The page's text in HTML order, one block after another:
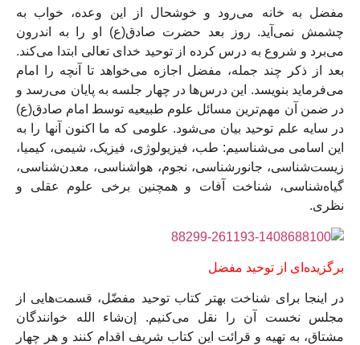
مفضل به خانه می‌رود و خوشحال از این وعده، خواب به
چشمش نمی‌آید. روز بعد حضرت صادق(ع) او را به اندرون
می‌برد و شروع به درس کرده از توحید خدای تعالی ابتدا می‌کند.
بعد از ذکر چند جمله، مفضل اجازه می‌خواهد تا آنچه را امام
می‌فرماید بنویسد. این درس‌ها در چهار جلسه به پایان می‌رسد و
در ضمن آن مهم‌ترین مسائل علوم طبیعیه توسط امام صادق(ع)
در سایه علم توحید بیان می‌شود. علومی که ما اکنون آنها را به
این اسامی می‌شناسیم: طب، فیزیولوژی، فیزیک، شیمی، کیمیا،
زیست‌شناسی، جانورشناسی، نجوم، هواشناسی، معدن‌شناسی،
گیاه‌شناسی، شناخت آفات و همچنین برخی علوم عقلی و
نظری.
برگزیده‌ای از توحید مفضل
در اینجا برای شناخت بهتر کتاب توحید مفضّل، قسمت‌هایی از
مجلس نخست آن را نقل می‌کنیم. إن‌شاء الله خوانندگان
مشتاق، به تهیه و قرائت این کتاب شریف اقدام کنند و هر چهار